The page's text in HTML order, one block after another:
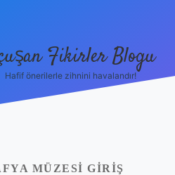
Fikirler Blogu
Hafif önerilerle zihnini havalandır!
MÜZESI GIRIŞ